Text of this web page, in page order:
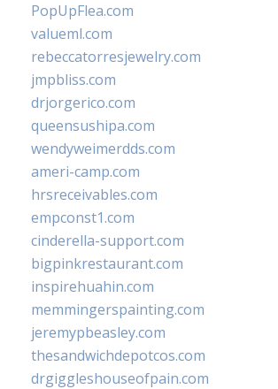
PopUpFlea.com
valueml.com
rebeccatorresjewelry.com
jmpbliss.com
drjorgerico.com
queensushipa.com
wendyweimerdds.com
ameri-camp.com
hrsreceivables.com
empconst1.com
cinderella-support.com
bigpinkrestaurant.com
inspirehuahin.com
memmingerspainting.com
jeremypbeasley.com
thesandwichdepotcos.com
drgiggleshouseofpain.com